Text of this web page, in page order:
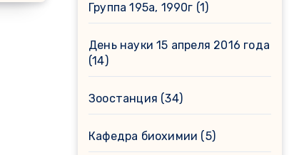
Группа 195а, 1990г (1)
День науки 15 апреля 2016 года
(14)
Зоостанция (34)
Кафедра биохимии (5)